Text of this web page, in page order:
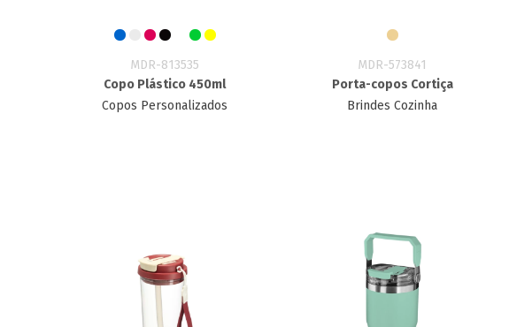
MDR-813535
Copo Plástico 450ml
Copos Personalizados
MDR-573841
Porta-copos Cortiça
Brindes Cozinha